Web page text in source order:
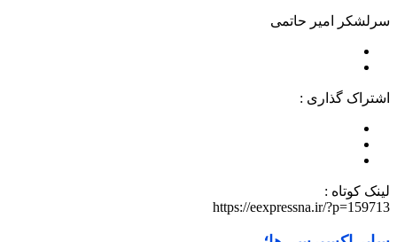
سرلشکر امیر حاتمی
اشتراک گذاری :
لینک کوتاه :
https://eexpressna.ir/?p=159713